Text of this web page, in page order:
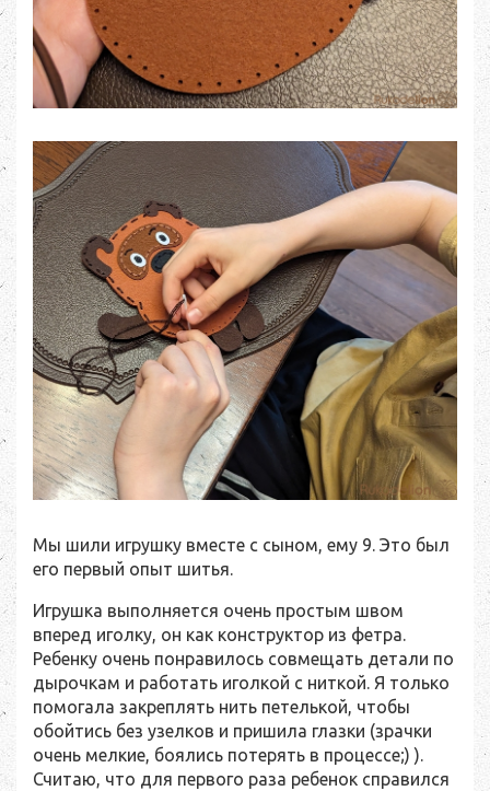
Мы шили игрушку вместе с сыном, ему 9. Это был
его первый опыт шитья.
Игрушка выполняется очень простым швом
вперед иголку, он как конструктор из фетра.
Ребенку очень понравилось совмещать детали по
дырочкам и работать иголкой с ниткой. Я только
помогала закреплять нить петелькой, чтобы
обойтись без узелков и пришила глазки (зрачки
очень мелкие, боялись потерять в процессе;) ).
Считаю, что для первого раза ребенок справился